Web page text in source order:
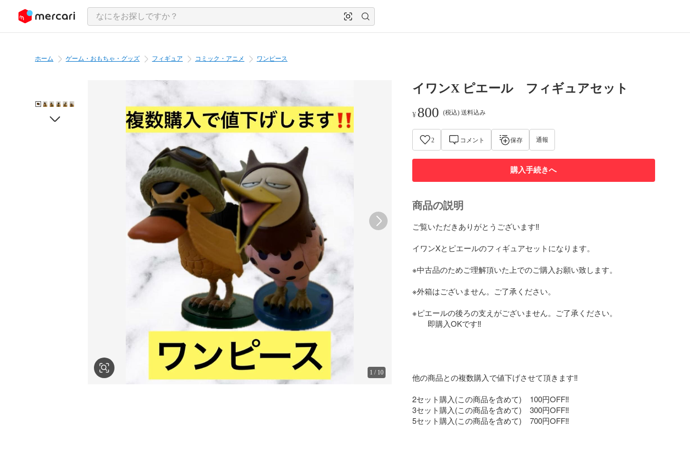
ツにスキップ
ホーム ゲーム・おもちゃ・グッズ フィギュア コミック・アニメ ワンピース
1 / 10
イワンX ピエール フィギュアセット
¥ 800 (税込) 送料込み
2 コメント 保存 通報
購入手続きへ
商品の説明
ご覧いただきありがとうございます‼️
イワンXとピエールのフィギュアセットになります。
※中古品のためご理解頂いた上でのご購入お願い致します。
※外箱はございません。ご了承ください。
※ピエールの後ろの支えがございません。ご了承ください。
即購入OKです‼️
他の商品との複数購入で値下げさせて頂きます‼️
2セット購入(この商品を含めて)    100円OFF‼️
3セット購入(この商品を含めて)    300円OFF‼️
5セット購入(この商品を含めて)    700円OFF‼️